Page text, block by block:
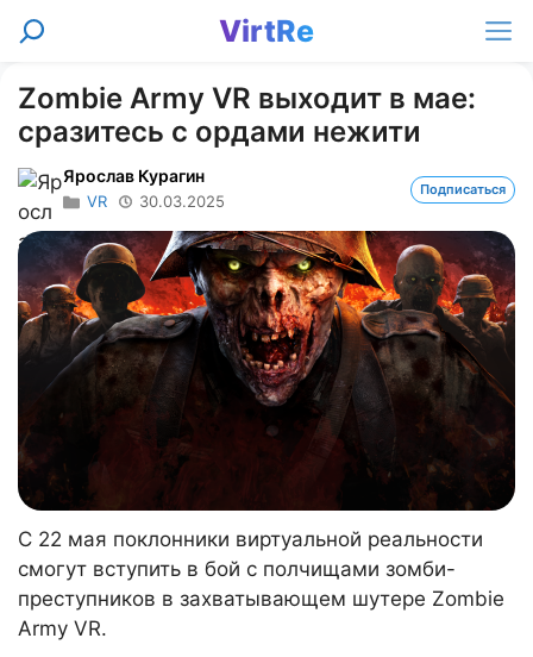
Перейти
VirtRe
Поиск
Zombie Army VR выходит в мае:
сразитесь с ордами нежити
Ярослав Курагин
VR 30.03.2025
Подписаться
С 22 мая поклонники виртуальной реальности
смогут вступить в бой с полчищами зомби-
преступников в захватывающем шутере Zombie
Army VR.